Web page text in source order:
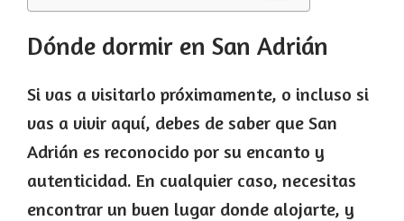
Dónde dormir en San Adrián
Si vas a visitarlo próximamente, o incluso si
vas a vivir aquí, debes de saber que San
Adrián es reconocido por su encanto y
autenticidad. En cualquier caso, necesitas
encontrar un buen lugar donde alojarte, y